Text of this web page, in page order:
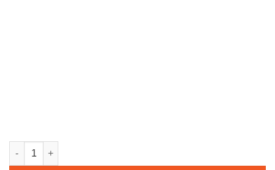
RAKI connecting people ποσότητα